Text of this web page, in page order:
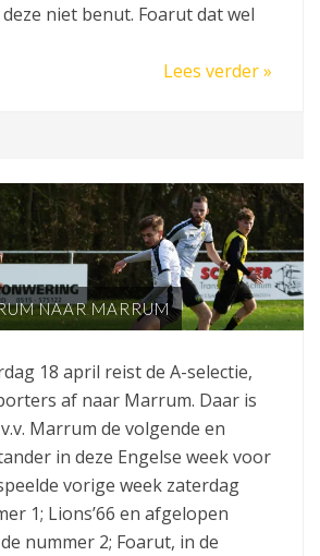
niet benut. Foarut dat wel
Lees verder »
NAAR MARRUM
18 april reist de A-selectie,
af naar Marrum. Daar is
Marrum de volgende en
in deze Engelse week voor
vorige week zaterdag
1; Lions’66 en afgelopen
nummer 2; Foarut, in de